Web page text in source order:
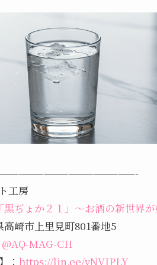
工房
黒ぢょか２１」～お酒の新世界
崎市上里見町801番地5
@AQ-MAG-CH
： https://lin.ee/yNVIPLY